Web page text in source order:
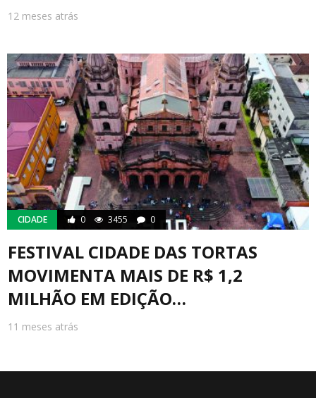
12 meses atrás
CIDADE 0 3455 0
FESTIVAL CIDADE DAS TORTAS
MOVIMENTA MAIS DE R$ 1,2
MILHÃO EM EDIÇÃO…
11 meses atrás